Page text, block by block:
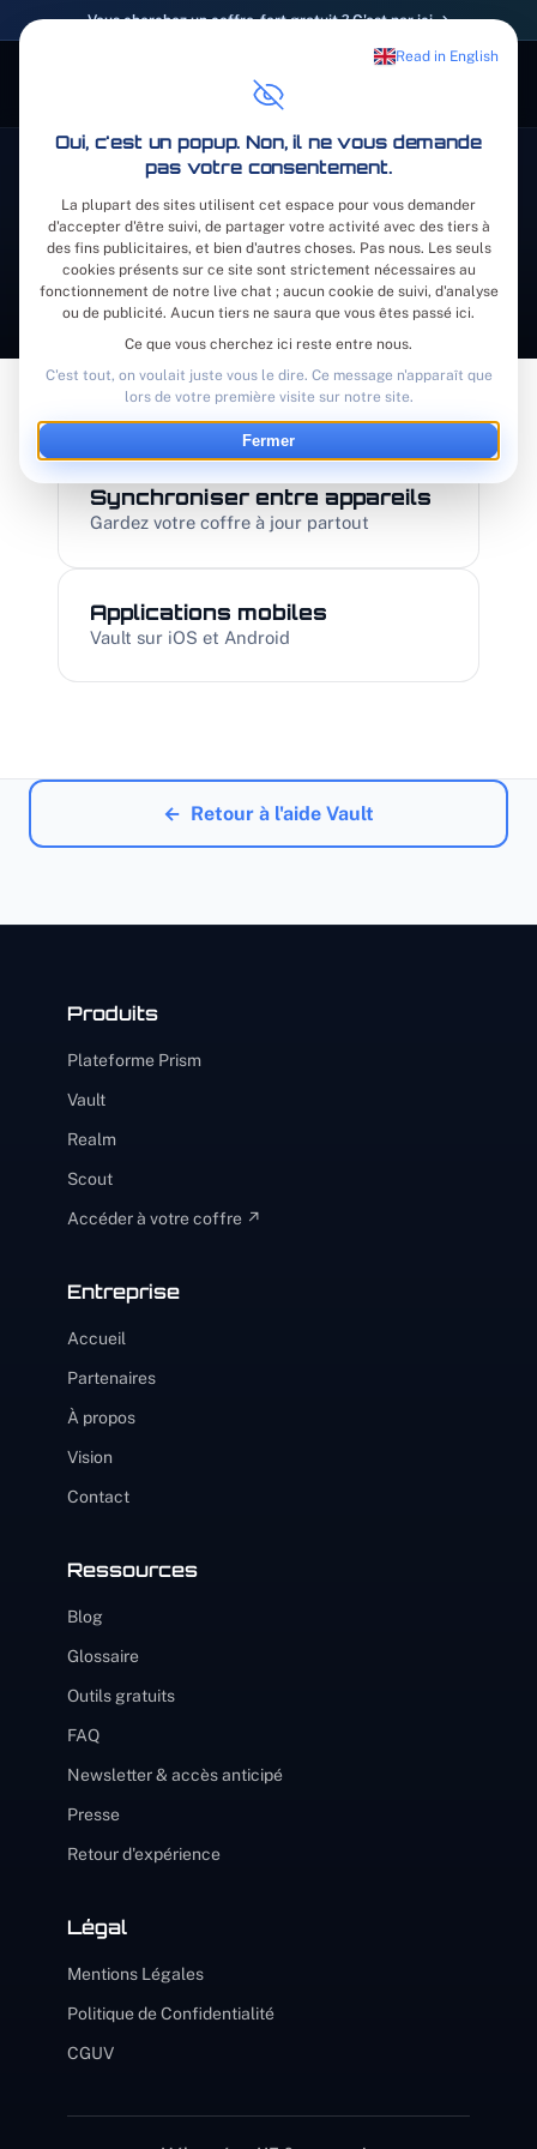
Vous cherchez un coffre-fort gratuit ? C'est par ici →
Read in English
Oui, c'est un popup. Non, il ne vous demande
pas votre consentement.
La plupart des sites utilisent cet espace pour vous demander
d'accepter d'être suivi, de partager votre activité avec des tiers à
des fins publicitaires, et bien d'autres choses. Pas nous. Les seuls
cookies présents sur ce site sont strictement nécessaires au
fonctionnement de notre live chat ; aucun cookie de suivi, d'analyse
ou de publicité. Aucun tiers ne saura que vous êtes passé ici.
Ce que vous cherchez ici reste entre nous.
C'est tout, on voulait juste vous le dire. Ce message n'apparaît que
lors de votre première visite sur notre site.
Fermer
Aide Vault/ Appareils
Appareils
Utiliser Vault sur tous vos appareils
Synchroniser entre appareils
Gardez votre coffre à jour partout
Applications mobiles
Vault sur iOS et Android
← Retour à l'aide Vault
Produits
Plateforme Prism
Vault
Realm
Scout
Accéder à votre coffre ↗
Entreprise
Accueil
Partenaires
À propos
Vision
Contact
Ressources
Blog
Glossaire
Outils gratuits
FAQ
Newsletter & accès anticipé
Presse
Retour d'expérience
Légal
Mentions Légales
Politique de Confidentialité
CGUV